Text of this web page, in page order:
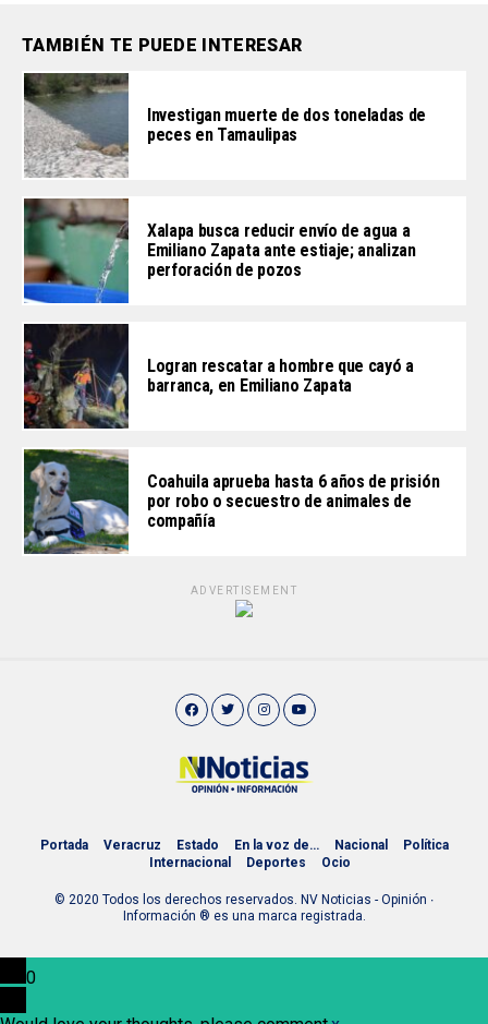
TAMBIÉN TE PUEDE INTERESAR
Investigan muerte de dos toneladas de
peces en Tamaulipas
Xalapa busca reducir envío de agua a
Emiliano Zapata ante estiaje; analizan
perforación de pozos
Logran rescatar a hombre que cayó a
barranca, en Emiliano Zapata
Coahuila aprueba hasta 6 años de prisión
por robo o secuestro de animales de
compañía
ADVERTISEMENT
Portada Veracruz Estado En la voz de… Nacional
Política
Internacional
Deportes Ocio
© 2020 Todos los derechos reservados. NV Noticias - Opinión ∙
Información ® es una marca registrada.
0